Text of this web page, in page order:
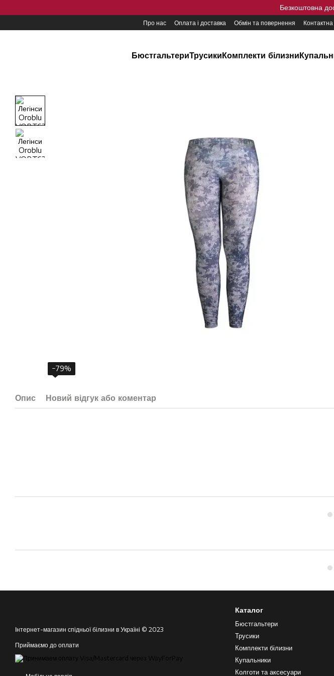
Безкоштовна
Про нас Оплата і доставка Обмін та повернення
БюстгальтериТрусикиКомплекти білизни
−79%
Опис Новий відгук або коментар
Інтернет-магазин спідньої білизни в Україні © 2023
Приймаємо до оплати
Каталог
Бюстгальтери
Трусики
Комплекти білизни
Купальники
Колготи та аксесуари